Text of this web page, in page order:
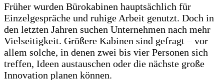
Früher wurden Bürokabinen hauptsächlich für
Einzelgespräche und ruhige Arbeit genutzt. Doch in
den letzten Jahren suchen Unternehmen nach mehr
Vielseitigkeit. Größere Kabinen sind gefragt – vor
allem solche, in denen zwei bis vier Personen sich
treffen, Ideen austauschen oder die nächste große
Innovation planen können.